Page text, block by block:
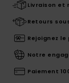
Livraison et
Retours
Rejoignez
Notre
Paiement